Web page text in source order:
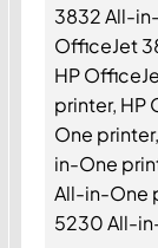
3832 All-
OfficeJet
HP
printer, HP
One
in-One
All-in-One
5230 All-